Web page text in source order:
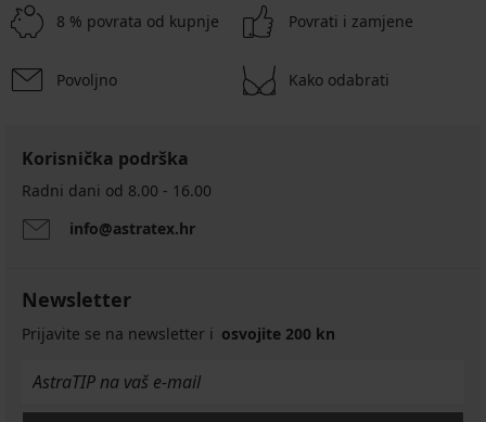
8 % povrata od kupnje Povrati i zamjene
Povoljno Kako odabrati
Korisnička podrška
Radni dani od 8.00 - 16.00
info@astratex.hr
Newsletter
Prijavite se na newsletter i osvojite 200 kn